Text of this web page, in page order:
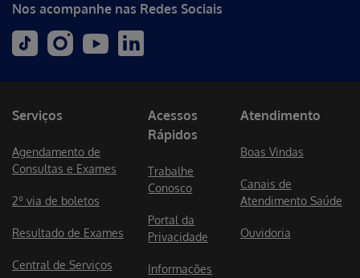
Nos acompanhe nas Redes Sociais
Serviços
Agendamento de
Consultas e Exames
2º via de boletos
Resultado de Exames
Central de Serviços
Acessos
Rápidos
Trabalhe
Conosco
Portal da
Privacidade
Informações
Atendimento
Boas Vindas
Canais de
Atendimento Saúde
Ouvidoria